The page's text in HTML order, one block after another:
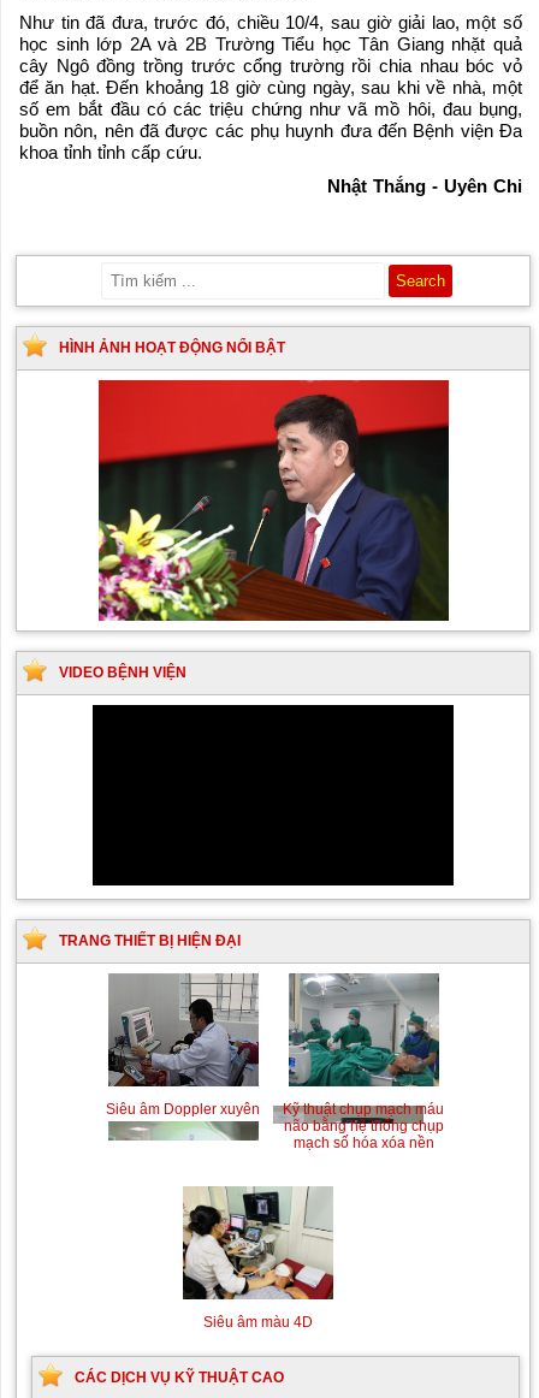
Như tin đã đưa, trước đó, chiều 10/4, sau giờ giải lao, một số
học sinh lớp 2A và 2B Trường Tiểu học Tân Giang nhặt quả
cây Ngô đồng trồng trước cổng trường rồi chia nhau bóc vỏ
để ăn hạt. Đến khoảng 18 giờ cùng ngày, sau khi về nhà, một
số em bắt đầu có các triệu chứng như vã mồ hôi, đau bụng,
buồn nôn, nên đã được các phụ huynh đưa đến Bệnh viện Đa
khoa tỉnh tỉnh cấp cứu.
Nhật Thắng - Uyên Chi
HÌNH ẢNH HOẠT ĐỘNG NỔI BẬT
VIDEO BỆNH VIỆN
TRANG THIẾT BỊ HIỆN ĐẠI
Siêu âm Doppler xuyên
sọ
Kỹ thuật chụp mạch máu
não bằng hệ thống chụp
mạch số hóa xóa nền
Siêu âm màu 4D
CÁC DỊCH VỤ KỸ THUẬT CAO